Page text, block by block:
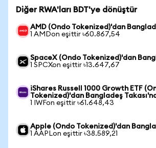
Diğer RWA'ları BDT'ye dönüştür
AMD (Ondo Tokenized)'dan
1 AMDon eşittir ৳60.867,54
SpaceX (Ondo Tokenized)'dan
1 SPCXon eşittir ৳13.647,67
iShares Russell 1000 Growth ETF
Tokenized)'dan Bangladeş
1 IWFon eşittir ৳61.648,43
Apple (Ondo Tokenized)'dan
1 AAPLon eşittir ৳38.589,21